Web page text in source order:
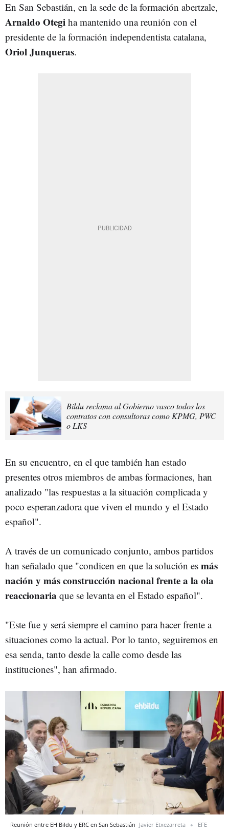
En San Sebastián, en la sede de la formación abertzale,
Arnaldo Otegi ha mantenido una reunión con el
presidente de la formación independentista catalana,
Oriol Junqueras.
Bildu reclama al Gobierno vasco todos los
contratos con consultoras como KPMG, PWC
o LKS
En su encuentro, en el que también han estado
presentes otros miembros de ambas formaciones, han
analizado "las respuestas a la situación complicada y
poco esperanzadora que viven el mundo y el Estado
español".
A través de un comunicado conjunto, ambos partidos
han señalado que "condicen en que la solución es más
nación y más construcción nacional frente a la ola
reaccionaria que se levanta en el Estado español".
"Este fue y será siempre el camino para hacer frente a
situaciones como la actual. Por lo tanto, seguiremos en
esa senda, tanto desde la calle como desde las
instituciones", han afirmado.
Reunión entre EH Bildu y ERC en San Sebastián Javier Etxezarreta EFE